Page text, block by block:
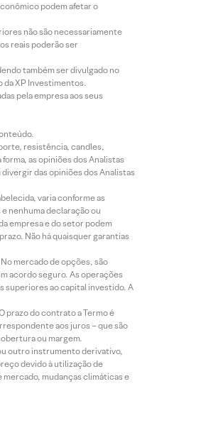
podem afetar o
não são necessariamente
reais poderão ser
também ser divulgado no
da XP Investimentos.
pela empresa aos seus
resistência, candles,
as opiniões dos Analistas
das opiniões dos Analistas
varia conforme as
nenhuma declaração ou
empresa e do setor podem
Não há quaisquer garantias
mercado de opções, são
acordo seguro. As operações
superiores ao capital investido. A
prazo do contrato a Termo é
aos juros – que são
ou margem.
outro instrumento derivativo,
devido à utilização de
mudanças climáticas e